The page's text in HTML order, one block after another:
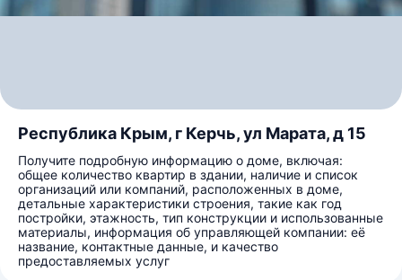
Республика Крым, г Керчь, ул Марата, д 15
Получите подробную информацию о доме, включая:
общее количество квартир в здании, наличие и список
организаций или компаний, расположенных в доме,
детальные характеристики строения, такие как год
постройки, этажность, тип конструкции и использованные
материалы, информация об управляющей компании: её
название, контактные данные, и качество
предоставляемых услуг